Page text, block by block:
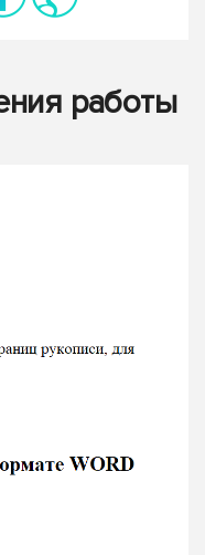
работы